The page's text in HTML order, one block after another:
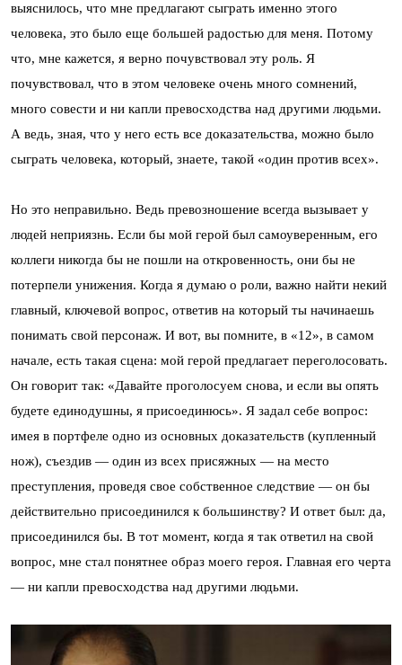
выяснилось, что мне предлагают сыграть именно этого
человека, это было еще большей радостью для меня. Потому
что, мне кажется, я верно почувствовал эту роль. Я
почувствовал, что в этом человеке очень много сомнений,
много совести и ни капли превосходства над другими людьми.
А ведь, зная, что у него есть все доказательства, можно было
сыграть человека, который, знаете, такой «один против всех».
Но это неправильно. Ведь превозношение всегда вызывает у
людей неприязнь. Если бы мой герой был самоуверенным, его
коллеги никогда бы не пошли на откровенность, они бы не
потерпели унижения. Когда я думаю о роли, важно найти некий
главный, ключевой вопрос, ответив на который ты начинаешь
понимать свой персонаж. И вот, вы помните, в «12», в самом
начале, есть такая сцена: мой герой предлагает переголосовать.
Он говорит так: «Давайте проголосуем снова, и если вы опять
будете единодушны, я присоединюсь». Я задал себе вопрос:
имея в портфеле одно из основных доказательств (купленный
нож), съездив — один из всех присяжных — на место
преступления, проведя свое собственное следствие — он бы
действительно присоединился к большинству? И ответ был: да,
присоединился бы. В тот момент, когда я так ответил на свой
вопрос, мне стал понятнее образ моего героя. Главная его черта
— ни капли превосходства над другими людьми.